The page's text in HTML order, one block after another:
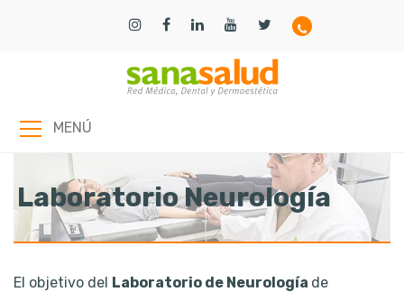
MENÚ
Laboratorio Neurología
El objetivo del Laboratorio de Neurología de